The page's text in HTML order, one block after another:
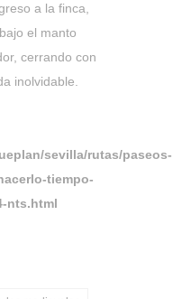
a la finca,
el manto
cerrando con
inolvidable.
sevilla/rutas/paseos-
tiempo-
nts.html